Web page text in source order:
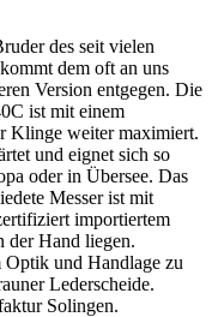
des seit vielen
dem oft an uns
Version entgegen. Die
ist mit einem
Klinge weiter maximiert.
und eignet sich so
oder in Übersee. Das
Messer ist mit
importiertem
der Hand liegen.
und Handlage zu
Lederscheide.
Solingen.